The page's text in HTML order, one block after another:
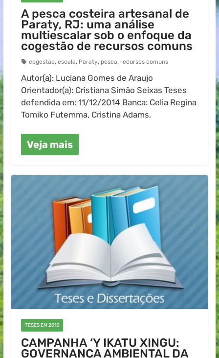
A pesca costeira artesanal de
Paraty, RJ: uma análise
multiescalar sob o enfoque da
cogestão de recursos comuns
cogestão, escala, Paraty, pesca, recursos comuns
Autor(a): Luciana Gomes de Araujo
Orientador(a): Cristiana Simão Seixas Teses
defendida em: 11/12/2014 Banca: Celia Regina
Tomiko Futemma, Cristina Adams,
Veja mais
TESES EM 2015
CAMPANHA ‘Y IKATU XINGU:
GOVERNANÇA AMBIENTAL DA